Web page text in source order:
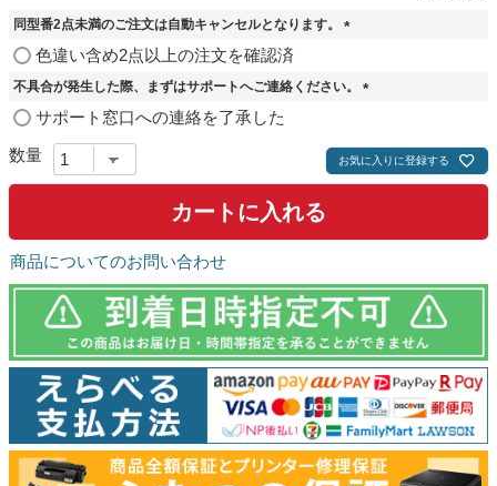
同型番2点未満のご注文は自動キャンセルとなります。
須
色違い含め2点以上の注文を確認済
不具合が発生した際、まずはサポートへご連絡ください。
須
)
サポート窓口への連絡を了承した
お気に入りに登録する
カートに入れる
商品についてのお問い合わせ